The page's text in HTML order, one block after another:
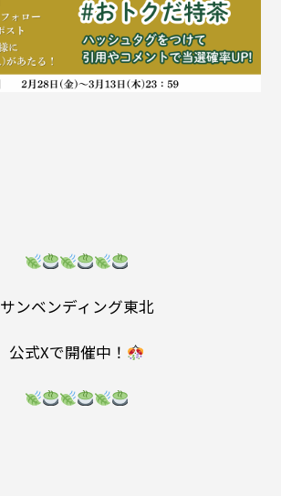
サンベンディング東北
公式Xで開催中！